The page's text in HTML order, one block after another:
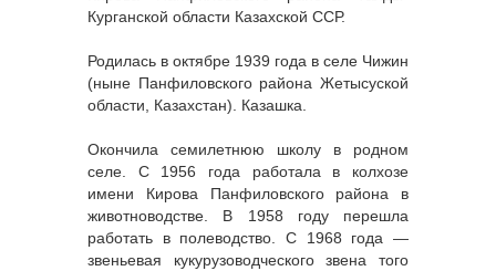
Курганской области Казахской ССР.
Родилась в октябре 1939 года в селе Чижин
(ныне Панфиловского района Жетысуской
области, Казахстан). Казашка.
Окончила семилетнюю школу в родном
селе. С 1956 года работала в колхозе
имени Кирова Панфиловского района в
животноводстве. В 1958 году перешла
работать в полеводство. С 1968 года —
звеньевая кукурузоводческого звена того